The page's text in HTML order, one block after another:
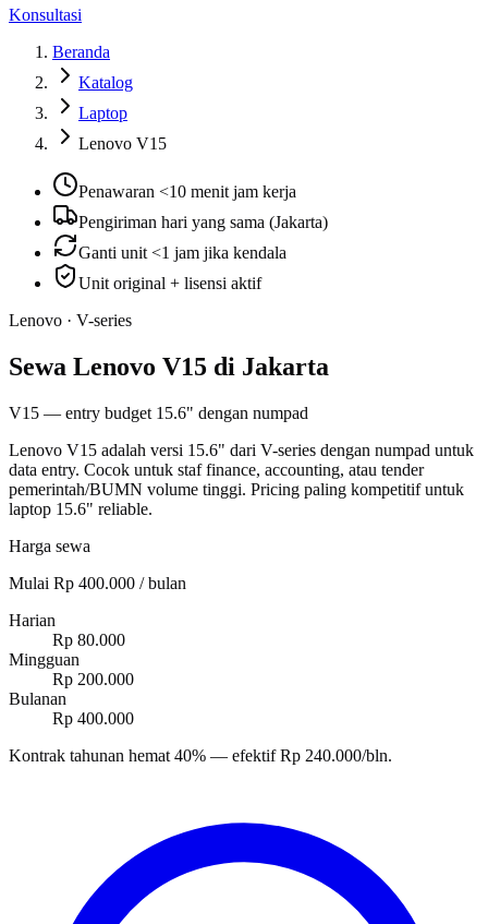
Konsultasi
Beranda
Katalog
Laptop
Lenovo V15
Penawaran <10 menit jam kerja
Pengiriman hari yang sama (Jakarta)
Ganti unit <1 jam jika kendala
Unit original + lisensi aktif
Lenovo · V-series
Sewa Lenovo V15 di Jakarta
V15 — entry budget 15.6" dengan numpad
Lenovo V15 adalah versi 15.6" dari V-series dengan numpad untuk
data entry. Cocok untuk staf finance, accounting, atau tender
pemerintah/BUMN volume tinggi. Pricing paling kompetitif untuk
laptop 15.6" reliable.
Harga sewa
Mulai Rp 400.000 / bulan
Harian
Rp 80.000
Mingguan
Rp 200.000
Bulanan
Rp 400.000
Kontrak tahunan hemat 40% — efektif Rp 240.000/bln.